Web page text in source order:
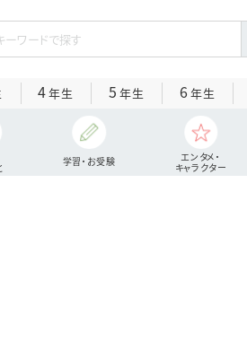
4年生 5 年生 6 年生
学習・お受験
エンタメ・
キャラクター